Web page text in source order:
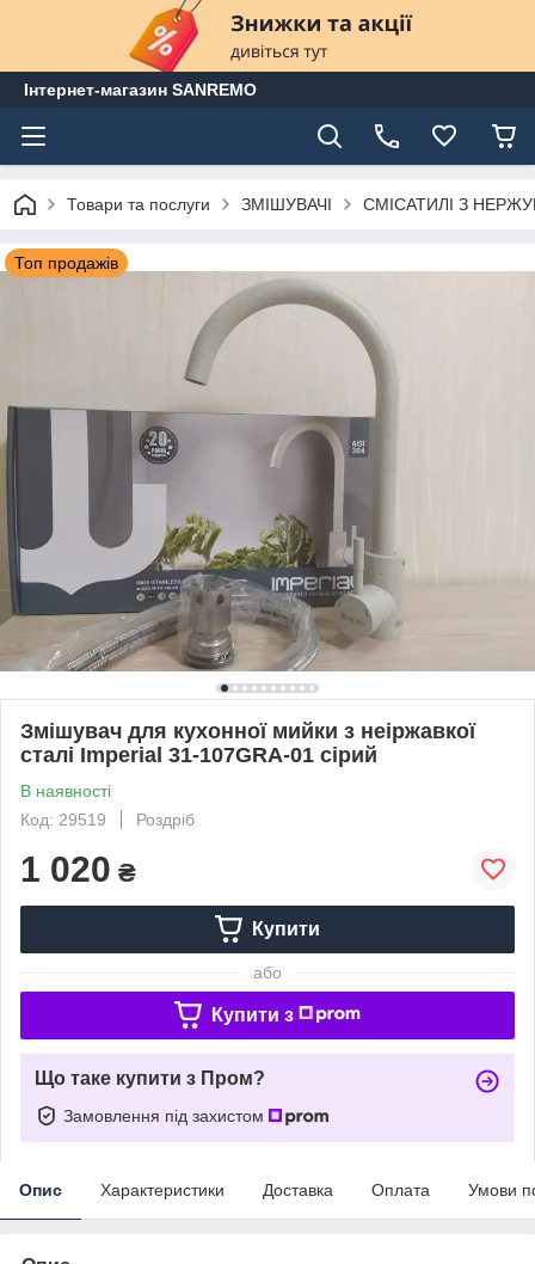
Інтернет-магазин SANREMO
Товари та послуги ЗМІШУВАЧІ СМІСАТИЛІ З
Топ продажів
Змішувач для кухонної мийки з неіржавкої
сталі Imperial 31-107GRA-01 сірий
В наявності
Код: 29519
Роздріб
1 020 ₴
Купити
або
Купити з
Що таке купити з Пром?
Замовлення під захистом
Опис Характеристики Доставка Оплата Умови